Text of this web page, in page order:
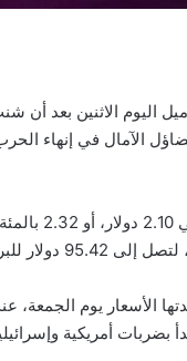
اليوم الاثنين بعد
الآمال في إنهاء
الأسعار يوم الجمعة،
بضربات أمريكية